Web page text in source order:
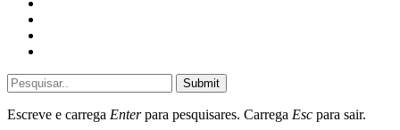
Submit
Escreve e carrega Enterpara pesquisares. Carrega Esc para sair.